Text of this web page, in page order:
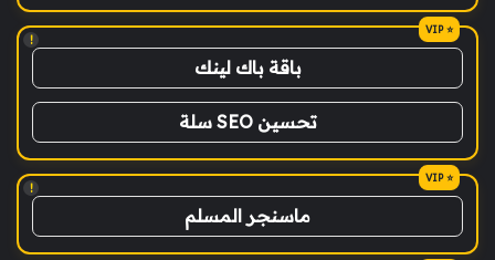
!
باقة باك لينك
تحسين SEO سلة
!
ماسنجر المسلم